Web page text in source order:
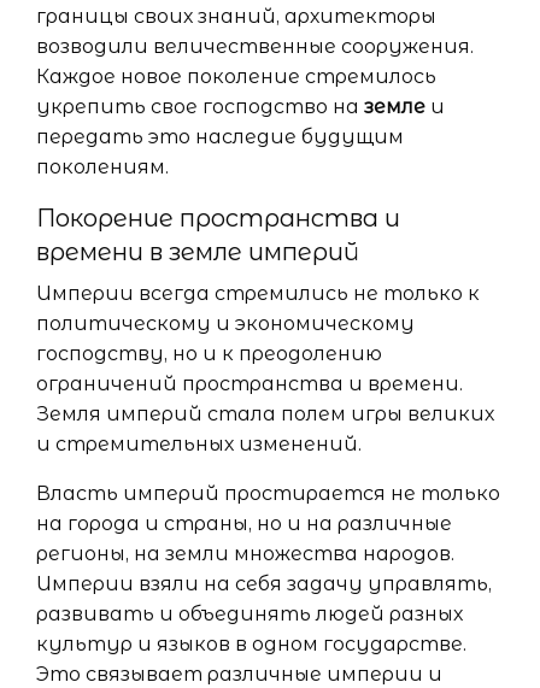
границы своих знаний, архитекторы
возводили величественные сооружения.
Каждое новое поколение стремилось
укрепить свое господство на земле и
передать это наследие будущим
поколениям.
Покорение пространства и
времени в земле империй
Империи всегда стремились не только к
политическому и экономическому
господству, но и к преодолению
ограничений пространства и времени.
Земля империй стала полем игры великих
и стремительных изменений.
Власть империй простирается не только
на города и страны, но и на различные
регионы, на земли множества народов.
Империи взяли на себя задачу управлять,
развивать и объединять людей разных
культур и языков в одном государстве.
Это связывает различные империи и